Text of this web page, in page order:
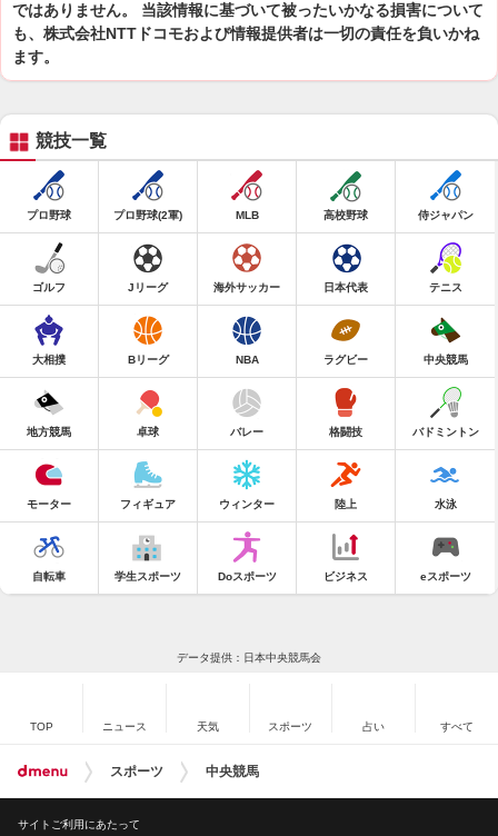
ではありません。 当該情報に基づいて被ったいかなる損害について
も、株式会社NTTドコモおよび情報提供者は一切の責任を負いかね
ます。
競技一覧
プロ野球 プロ野球(2軍) MLB 高校野球 侍ジャパン
ゴルフ Jリーグ 海外サッカー 日本代表 テニス
大相撲 Bリーグ NBA ラグビー 中央競馬
地方競馬 卓球 バレー 格闘技 バドミントン
モーター フィギュア ウィンター 陸上 水泳
自転車 学生スポーツ Doスポーツ ビジネス eスポーツ
データ提供：日本中央競馬会
TOP ニュース 天気 スポーツ 占い すべて
スポーツ 中央競馬
サイトご利用にあたって